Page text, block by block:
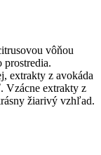
vôňou
extrakty z avokáda
Vzácne extrakty z
žiarivý vzhľad.